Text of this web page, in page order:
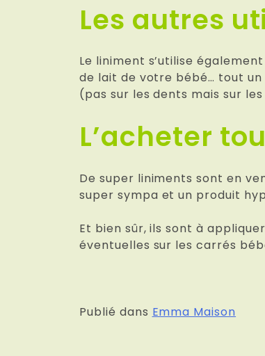
Les autres
Le liniment s’utilise
de lait de votre bébé… tout
(pas sur les dents mais sur
L’acheter
De super liniments sont en
super sympa et un produit
Et bien sûr, ils sont à
éventuelles sur les carrés
Publié dans Emma Maison